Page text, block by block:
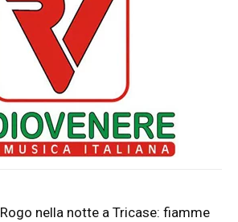
Rogo nella notte a Tricase: fiamme